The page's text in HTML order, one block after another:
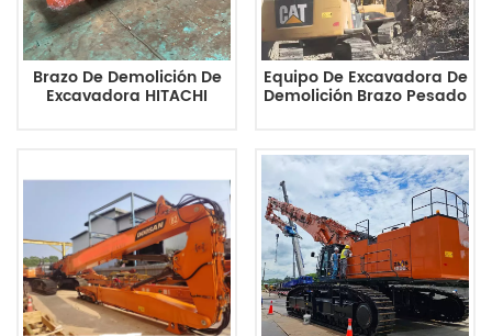
Brazo De Demolición De
Excavadora HITACHI
Equipo De Excavadora De
Demolición Brazo Pesado